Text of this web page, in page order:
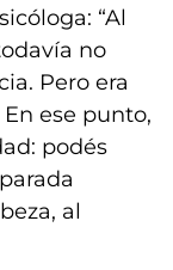
“Al
no
Pero era
ese punto,
podés
al